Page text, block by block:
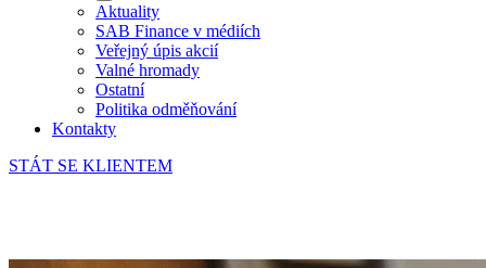
Aktuality
SAB Finance v médiích
Veřejný úpis akcií
Valné hromady
Ostatní
Politika odměňování
Kontakty
STÁT SE KLIENTEM